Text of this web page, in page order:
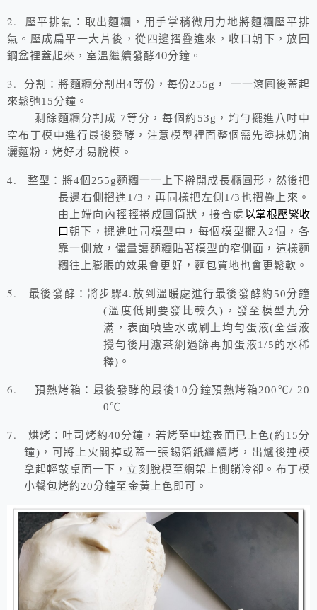
2.
壓平排氣：取出麵糰，用手掌稍微用力地將麵糰壓平排
氣。壓成扁平一大片後，從四邊摺疊進來，收口朝下，放回
鋼盆裡蓋起來，室溫繼續發酵40分鐘。
3. 分割：將麵糰分割出4等份，每份255g ， 一一滾圓後蓋起
來鬆弛15分鐘。
剩餘麵糰分割成 7等分，每個約 53g ，均勻擺進八吋中
空布丁模中進行最後發酵，注意模型裡面整個需先塗抹奶油
灑麵粉，烤好才易脫模。
4. 整型：將4個 255g麵糰一一上下擀開成長橢圓形，然後把
長邊右側摺進1/3 ，再同樣把左側 1/3也摺疊上來。
由上端向內輕輕捲成圓筒狀，接合處以掌根壓緊收
口 朝下，擺進吐司模型中，每個模型擺入 2個，各
靠一側放，儘量讓麵糰貼著模型的窄側面，這樣麵
糰往上膨脹的效果會更好，麵包質地也會更鬆軟。
5. 最後發酵：將步驟4.放到溫暖處進行最後發酵約 50分鐘
(溫度低則要發比較久) ，發至模型九分
滿，表面噴些水或刷上均勻蛋液(全蛋液
攪勻後用濾茶網過篩再加蛋液1/5的水稀
釋)。
6. 預熱烤箱：最後發酵的最後10分鐘預熱烤箱200℃/ 20
0℃
7. 烘烤：吐司烤約40分鐘，若烤至中途表面已上色(約15分
鐘) ，可將上火關掉或蓋一張錫箔紙繼續烤，出爐後連模
拿起輕敲桌面一下，立刻脫模至網架上側躺冷卻。布丁模
小餐包烤約20分鐘至金黃上色即可。